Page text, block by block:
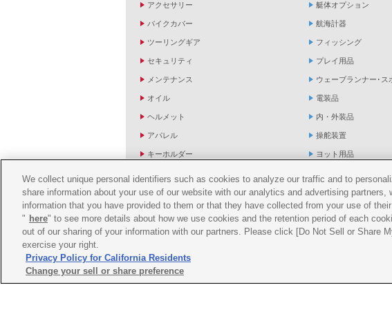
アクセサリー
バイクカバー
ツーリングギア
セキュリティ
メンテナンス
オイル
ヘルメット
アパレル
キーホルダー
バイク雑貨
YZF R1/R6レーシングキットパーツ
艇体オプション
航海計器
フィッシング
プレイ用品
ウェーブランナー･ス
電装品
内・外装品
操舵装置
ヨット用品
救命品・検査品
メンテナンス
アパレル
We collect unique personal identifiers such as cookies to analyze our traffic and to
share information about your use of our website with our analytics and advertising partners,
information that you have provided to them or that they have collected from your use of
" here" to see more details about how we use cookies and the retention period of each
out of our sharing of your information with our partners. Please click [Do Not Sell or Share
exercise your right.
Privacy Policy for California Residents
Change your sell or share preference